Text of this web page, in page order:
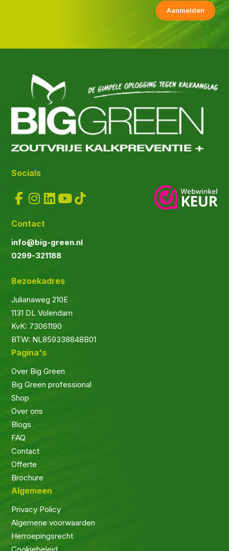
Aanmelden
Socials
Contact
info@big-green.nl
0299-321188
Bezoekadres
Julianaweg 210E
1131 DL Volendam
KvK: 73061190
BTW: NL859338848B01
Pagina's
Over Big Green
Big Green professional
Shop
Over ons
Blogs
FAQ
Contact
Offerte
Brochure
Algemeen
Privacy Policy
Algemene voorwaarden
Herroepingsrecht
Cookiebeleid